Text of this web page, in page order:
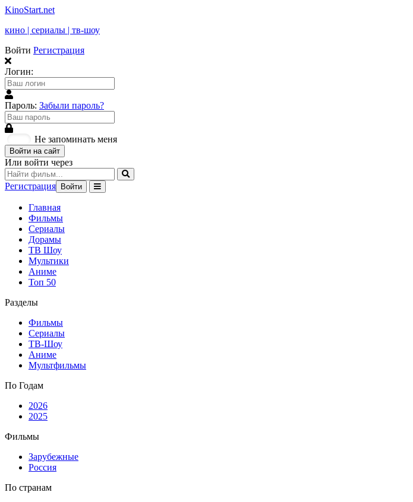
KinoStart.net
кино | сериалы | тв-шоу
Войти Регистрация
Логин:
Пароль: Забыли пароль?
Не запоминать меня
Войти на сайт
Или войти через
Регистрация Войти
Главная
Фильмы
Сериалы
Дорамы
ТВ Шоу
Мультики
Аниме
Топ 50
Разделы
Фильмы
Сериалы
ТВ-Шоу
Аниме
Мультфильмы
По Годам
2026
2025
Фильмы
Зарубежные
Россия
По странам